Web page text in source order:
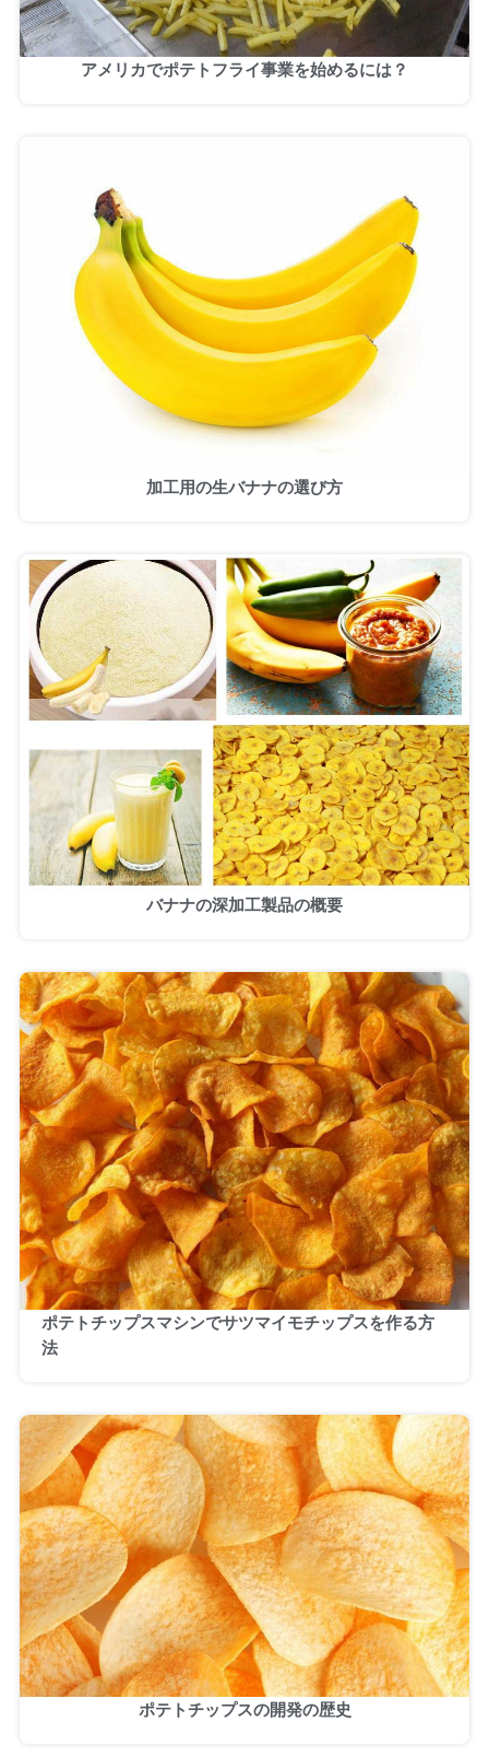
アメリカでポテトフライ事業を始めるには？
加工用の生バナナの選び方
バナナの深加工製品の概要
ポテトチップスマシンでサツマイモチップスを作る方
法
ポテトチップスの開発の歴史